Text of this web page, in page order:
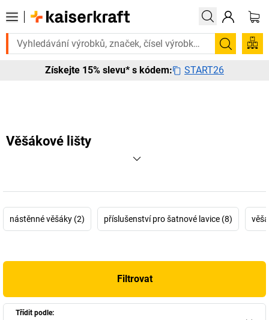
Potřebujete to urgentně? Vybrané bestsellery doručíme do 72
Hledání
Získejte 15% slevu* s kódem: START26
Věšákové lišty
nástěnné věšáky (2) příslušenství pro šatnové lavice (8)
Filtrovat
Třídit podle: